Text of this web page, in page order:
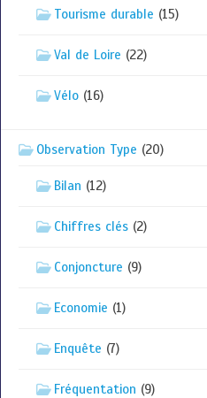
Tourisme durable (15)
Val de Loire (22)
Vélo (16)
Observation Type (20)
Bilan (12)
Chiffres clés (2)
Conjoncture (9)
Economie (1)
Enquête (7)
Fréquentation (9)